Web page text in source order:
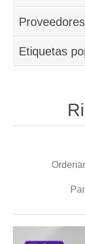
Proveedores
Etiquetas